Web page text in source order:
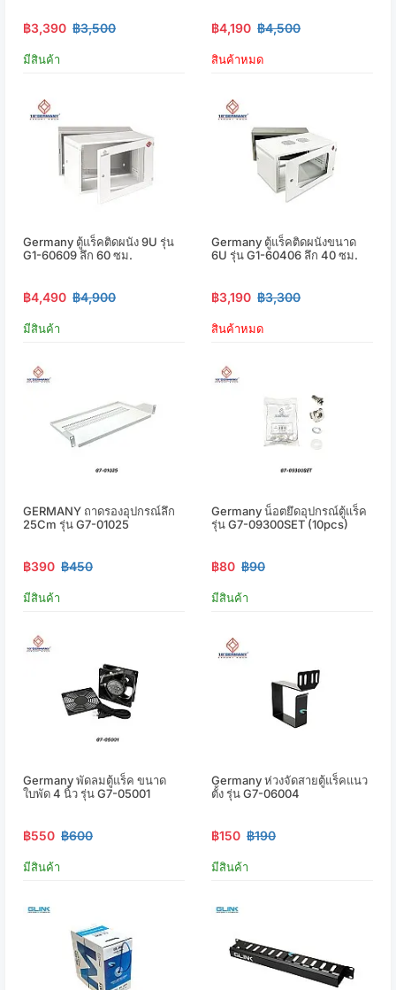
฿3,390 ฿3,500
มีสินค้า
฿4,190 ฿4,500
สินค้าหมด
Germany ตู้แร็คติดผนัง 9U รุ่น
G1-60609 ลึก 60 ซม.
฿4,490 ฿4,900
มีสินค้า
Germany ตู้แร็คติดผนังขนาด
6U รุ่น G1-60406 ลึก 40 ซม.
฿3,190 ฿3,300
สินค้าหมด
GERMANY ถาดรองอุปกรณ์ลึก
25Cm รุ่น G7-01025
฿390 ฿450
มีสินค้า
Germany น็อตยึดอุปกรณ์ตู้แร็ค
รุ่น G7-09300SET (10pcs)
฿80 ฿90
มีสินค้า
Germany พัดลมตู้แร็ค ขนาด
ใบพัด 4 นิ้ว รุ่น G7-05001
฿550 ฿600
มีสินค้า
Germany ห่วงจัดสายตู้แร็คแนว
ตั้ง รุ่น G7-06004
฿150 ฿190
มีสินค้า